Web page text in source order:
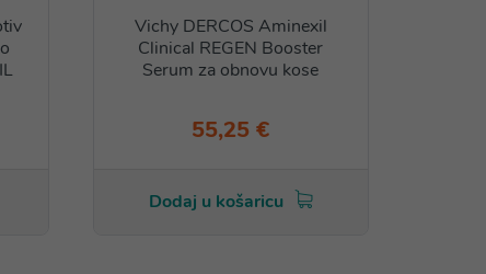
Vichy DERCOS Aminexil
Clinical REGEN Booster
Serum za obnovu kose
55,25 €
Dodaj u košaricu